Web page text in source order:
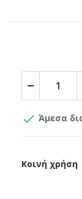
 Άμεσα
Κοινή χρήση